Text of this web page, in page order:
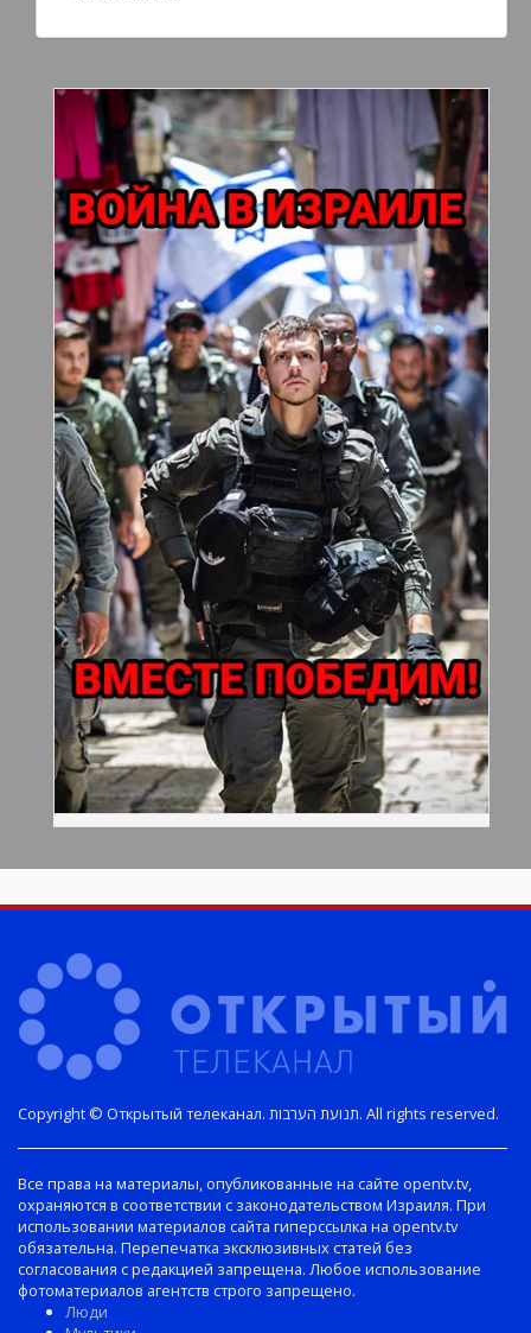
Copyright © Открытый телеканал. תנועת הערבות. All rights reserved.
Все права на материалы, опубликованные на сайте opentv.tv,
охраняются в соответствии с законодательством Израиля. При
использовании материалов сайта гиперссылка на opentv.tv
обязательна. Перепечатка эксклюзивных статей без
согласования с редакцией запрещена. Любое использование
фотоматериалов агентств строго запрещено.
Люди